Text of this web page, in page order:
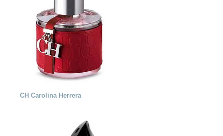
CH Carolina Herrera